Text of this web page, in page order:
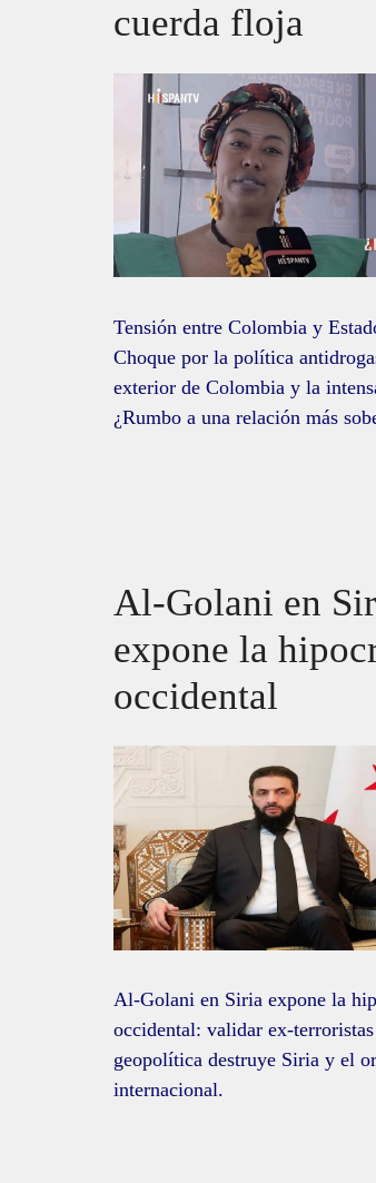
cuerda floja
Tensión entre Colombia y
Choque por la política
exterior de Colombia y la
¿Rumbo a una relación más
Al-Golani en
expone la
occidental
Al-Golani en Siria expone la
occidental: validar ex-
geopolítica destruye Siria y el
internacional.